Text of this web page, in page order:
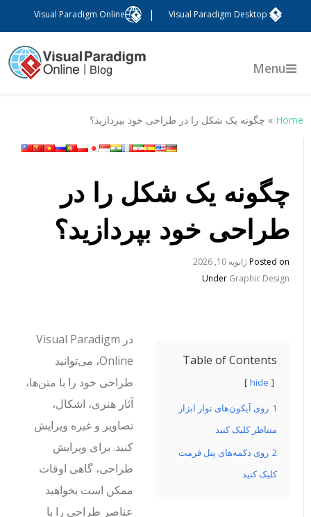
Visual Paradigm Desktop
Visual Paradigm Online
Menu
Home
» چگونه یک شکل را در طراحی خود بپردازید؟
چگونه یک شکل را در
طراحی خود بپردازید؟
Posted onژانویه 10, 2026
UnderGraphic Design
Table of Contents
hide
روی آیکون‌های نوار ابزار
متناظر کلیک کنید
روی دکمه‌های پنل فرمت
کلیک کنید
در Visual Paradigm
Online، می‌توانید
طراحی خود را با متن‌ها،
آثار هنری، اشکال،
تصاویر و غیره ویرایش
کنید. برای ویرایش
طراحی، گاهی اوقات
ممکن است بخواهید
عناصر طراحی را با